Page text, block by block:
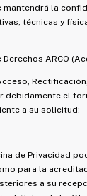
la
técnicas y
ARCO
el
a su solicitud:
de Privacidad
para la
a su